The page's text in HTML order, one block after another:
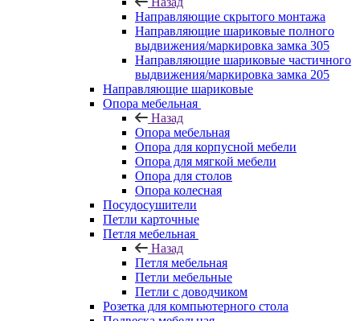
Направляющие скрытого монтажа
Направляющие шариковые полного
выдвижения/маркировка замка 305
Направляющие шариковые частичного
выдвижения/маркировка замка 205
Направляющие шариковые
Опора мебельная
Назад
Опора мебельная
Опора для корпусной мебели
Опора для мягкой мебели
Опора для столов
Опора колесная
Посудосушители
Петли карточные
Петля мебельная
Назад
Петля мебельная
Петли мебельные
Петли с доводчиком
Розетка для компьютерного стола